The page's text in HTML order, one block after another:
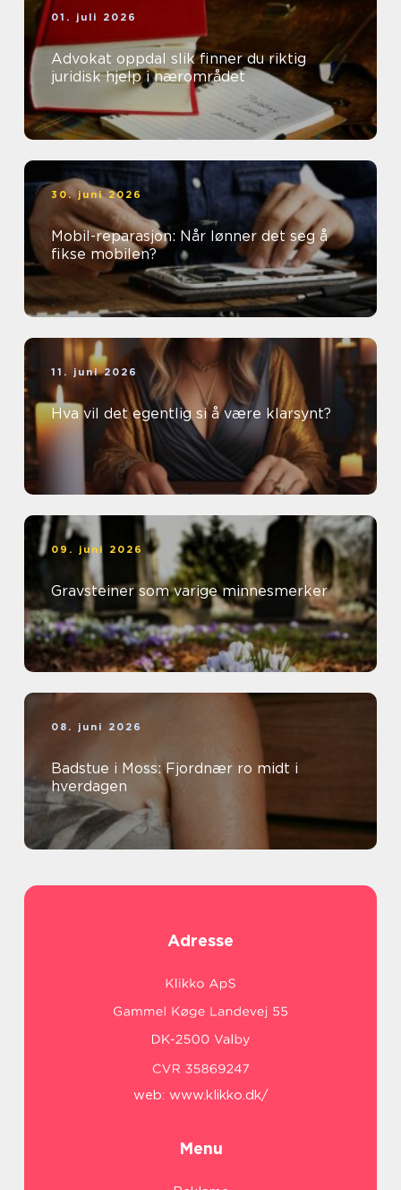
01. juli 2026
Advokat oppdal slik finner du riktig
juridisk hjelp i nærområdet
30. juni 2026
Mobil-reparasjon: Når lønner det seg å
fikse mobilen?
11. juni 2026
Hva vil det egentlig si å være klarsynt?
09. juni 2026
Gravsteiner som varige minnesmerker
08. juni 2026
Badstue i Moss: Fjordnær ro midt i
hverdagen
Adresse
web: www.klikko.dk/
Menu